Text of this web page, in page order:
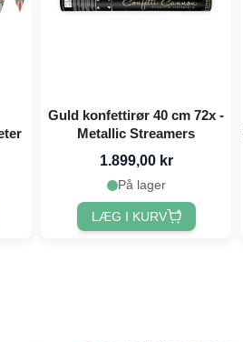
Guld konfettirør 40 cm 72x -
Metallic Streamers
1.899,00 kr
På lager
LÆG I KURV